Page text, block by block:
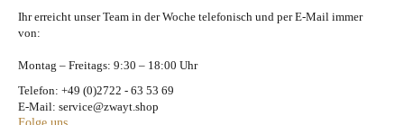
Ihr erreicht unser Team in der Woche telefonisch und per E-Mail immer
von:
Montag – Freitags: 9:30 – 18:00 Uhr
Telefon: +49 (0)2722 - 63 53 69
E-Mail: service@zwayt.shop
Folge uns